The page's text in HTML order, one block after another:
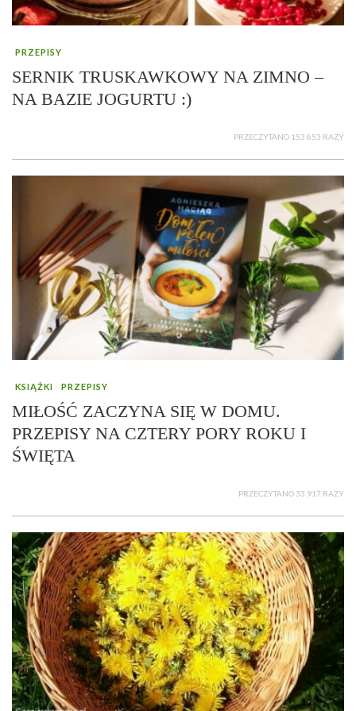
PRZEPISY
SERNIK TRUSKAWKOWY NA ZIMNO –
NA BAZIE JOGURTU :)
PRZECZYTANO 153 853 RAZY
KSIĄŻKI PRZEPISY
MIŁOŚĆ ZACZYNA SIĘ W DOMU.
PRZEPISY NA CZTERY PORY ROKU I
ŚWIĘTA
PRZECZYTANO 33 917 RAZY